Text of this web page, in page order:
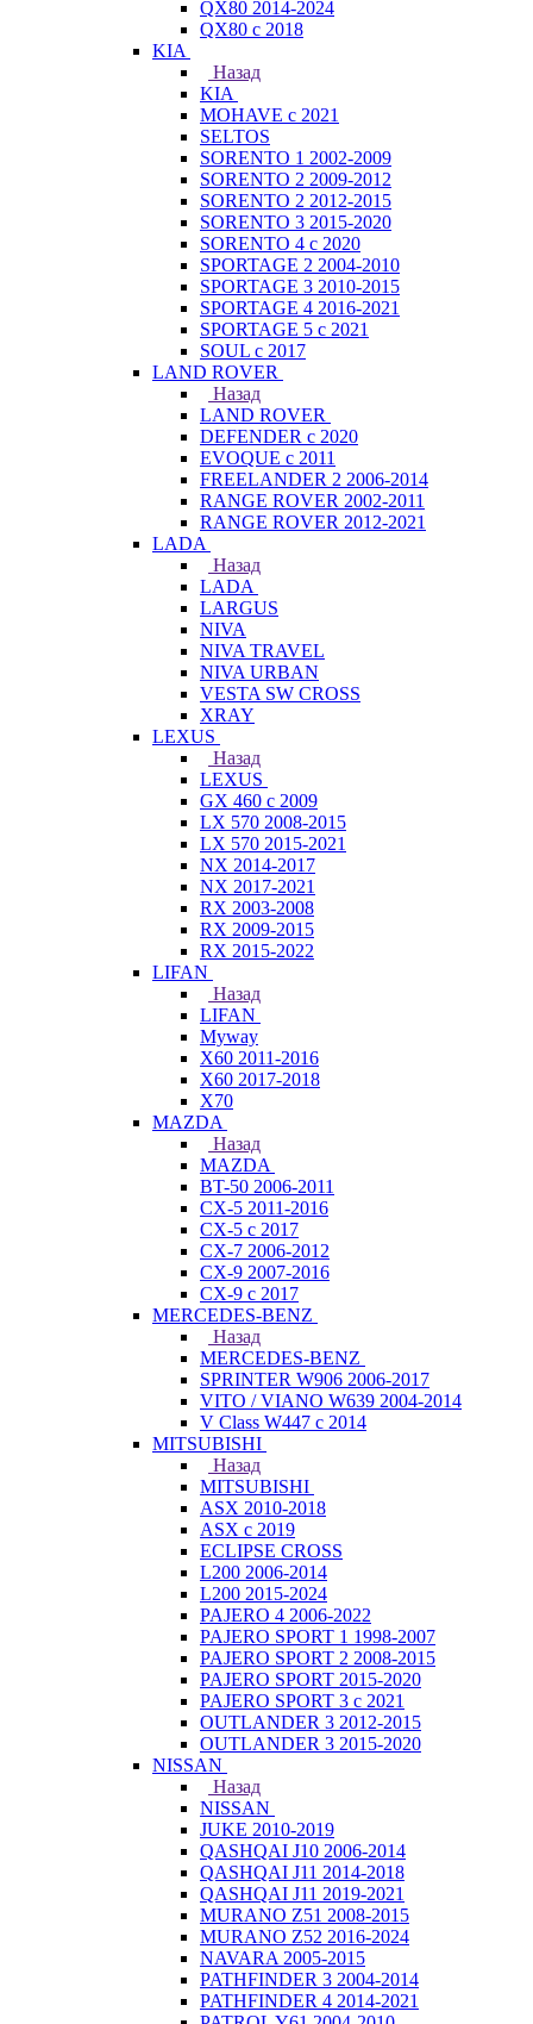
QX80 2014-2024
QX80 c 2018
KIA
Назад
KIA
MOHAVE с 2021
SELTOS
SORENTO 1 2002-2009
SORENTO 2 2009-2012
SORENTO 2 2012-2015
SORENTO 3 2015-2020
SORENTO 4 с 2020
SPORTAGE 2 2004-2010
SPORTAGE 3 2010-2015
SPORTAGE 4 2016-2021
SPORTAGE 5 с 2021
SOUL с 2017
LAND ROVER
Назад
LAND ROVER
DEFENDER с 2020
EVOQUE с 2011
FREELANDER 2 2006-2014
RANGE ROVER 2002-2011
RANGE ROVER 2012-2021
LADA
Назад
LADA
LARGUS
NIVA
NIVA TRAVEL
NIVA URBAN
VESTA SW CROSS
XRAY
LEXUS
Назад
LEXUS
GX 460 с 2009
LX 570 2008-2015
LX 570 2015-2021
NX 2014-2017
NX 2017-2021
RX 2003-2008
RX 2009-2015
RX 2015-2022
LIFAN
Назад
LIFAN
Myway
X60 2011-2016
X60 2017-2018
X70
MAZDA
Назад
MAZDA
BT-50 2006-2011
CX-5 2011-2016
CX-5 с 2017
CX-7 2006-2012
CX-9 2007-2016
CX-9 с 2017
MERCEDES-BENZ
Назад
MERCEDES-BENZ
SPRINTER W906 2006-2017
VITO / VIANO W639 2004-2014
V Class W447 с 2014
MITSUBISHI
Назад
MITSUBISHI
ASX 2010-2018
ASX с 2019
ECLIPSE CROSS
L200 2006-2014
L200 2015-2024
PAJERO 4 2006-2022
PAJERO SPORT 1 1998-2007
PAJERO SPORT 2 2008-2015
PAJERO SPORT 2015-2020
PAJERO SPORT 3 с 2021
OUTLANDER 3 2012-2015
OUTLANDER 3 2015-2020
NISSAN
Назад
NISSAN
JUKE 2010-2019
QASHQAI J10 2006-2014
QASHQAI J11 2014-2018
QASHQAI J11 2019-2021
MURANO Z51 2008-2015
MURANO Z52 2016-2024
NAVARA 2005-2015
PATHFINDER 3 2004-2014
PATHFINDER 4 2014-2021